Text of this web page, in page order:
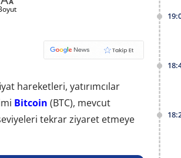
hareketleri, yatırımcılar
Bitcoin (BTC), mevcut
tekrar ziyaret etmeye